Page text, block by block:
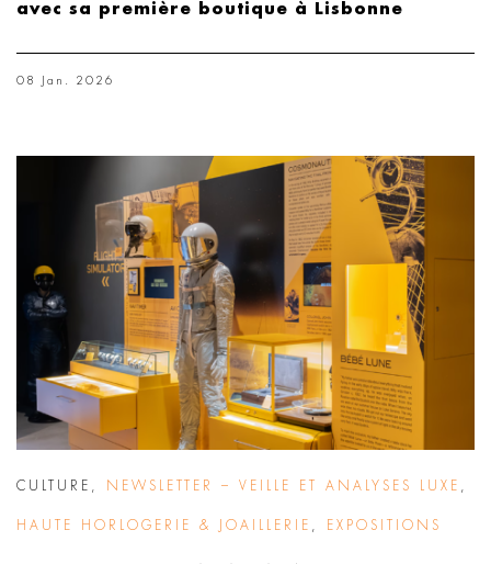
avec sa première boutique à Lisbonne
08 Jan. 2026
CULTURE NEWSLETTER – VEILLE ET ANALYSES LUXE
HAUTE HORLOGERIE & JOAILLERIE EXPOSITIONS